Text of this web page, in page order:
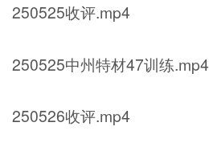
250525收评.mp4
250525中州特材47训练.mp4
250526收评.mp4